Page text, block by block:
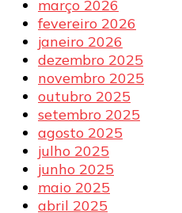
março 2026
fevereiro 2026
janeiro 2026
dezembro 2025
novembro 2025
outubro 2025
setembro 2025
agosto 2025
julho 2025
junho 2025
maio 2025
abril 2025